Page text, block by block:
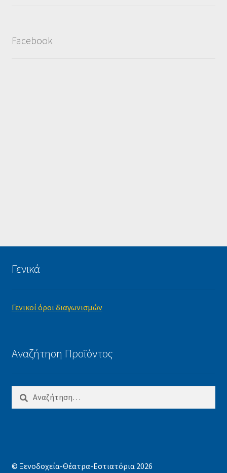
Facebook
Γενικά
Γενικοί όροι διαγωνισμών
Αναζήτηση Προϊόντος
για:
© Ξενοδοχεία-Θέατρα-Εστιατόρια 2026